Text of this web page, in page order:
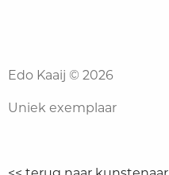
Edo Kaaij © 2026
Uniek exemplaar